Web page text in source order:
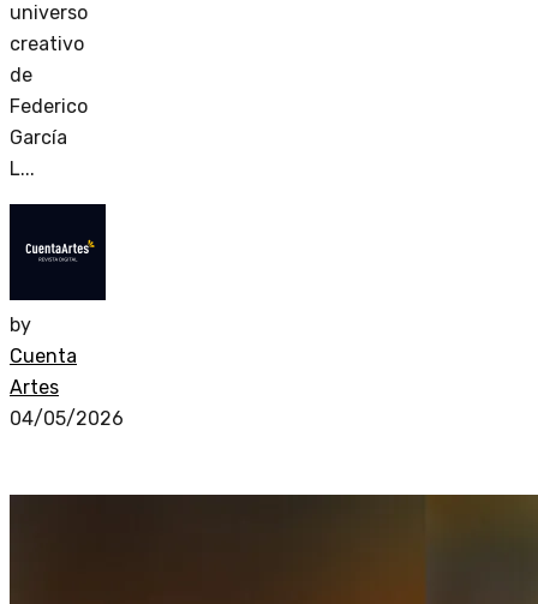
universo
creativo
de
Federico
García
L...
by
Cuenta
Artes
04/05/2026